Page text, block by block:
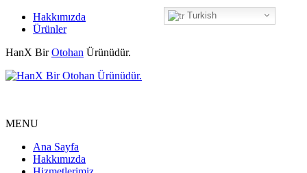
Hakkımızda
Ürünler
HanX BirOtohan Ürünüdür.
MENU
Ana Sayfa
Hakkımızda
Turkish